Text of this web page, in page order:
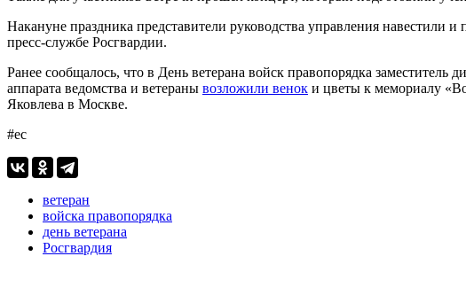
Накануне праздника представители руководства управления
пресс-службе Росгвардии.
Ранее сообщалось, что в День ветерана войск правопорядка
аппарата ведомства и ветераны возложили венок и цветы к мемориалу
Яковлева в Москве.
#ес
ветеран
войска правопорядка
день ветерана
Росгвардия